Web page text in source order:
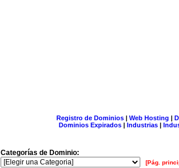
Registro de Dominios| Web Hosting |
Dominios Expirados | Industrias |
Categorías de Dominio:
[Pág.